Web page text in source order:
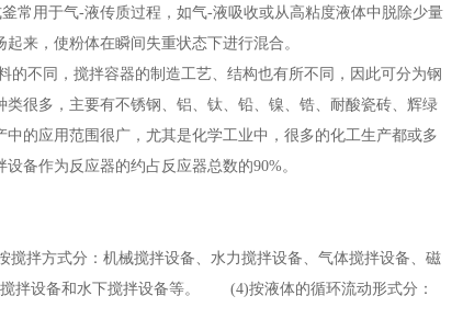
常用于气-液传质过程，如气-液吸收或从高粘度液体中脱除少量
起来，使粉体在瞬间失重状态下进行混合。
不同，搅拌容器的制造工艺、结构也有所不同，因此可分为钢
很多，主要有不锈钢、铝、钛、铅、镍、锆、耐酸瓷砖、辉绿
应用范围很广，尤其是化学工业中，很多的化工生产都或多
设备作为反应器的约占反应器总数的90%。
方式分：机械搅拌设备、水力搅拌设备、气体搅拌设备、磁
拌设备和水下搅拌设备等。 (4)按液体的循环流动形式分：